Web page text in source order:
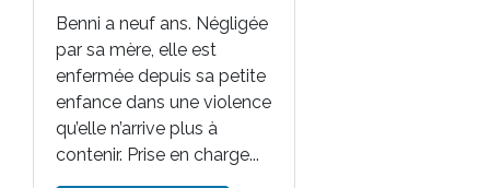
Benni a neuf ans. Négligée
par sa mère, elle est
enfermée depuis sa petite
enfance dans une violence
qu’elle n’arrive plus à
contenir. Prise en charge...